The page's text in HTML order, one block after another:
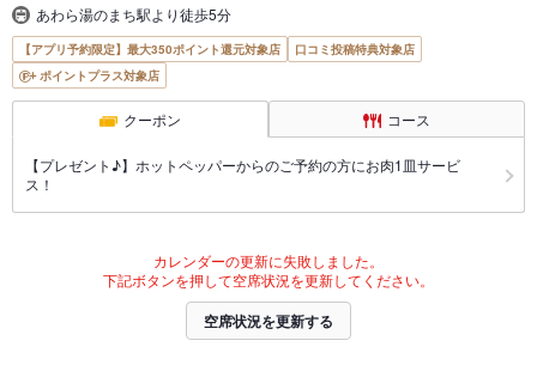
あわら湯のまち駅より徒歩5分
【アプリ予約限定】最大350ポイント還元対象店
口コミ投稿特典対象店
ポイントプラス対象店
クーポン コース
【プレゼント♪】ホットペッパーからのご予約の方にお肉1皿サービ
ス！
カレンダーの更新に失敗しました。
下記ボタンを押して空席状況を更新してください。
空席状況を更新する